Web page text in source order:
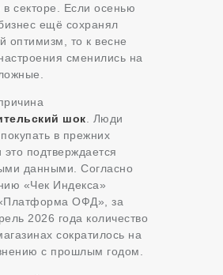
секторе. Если осенью
ещё сохранял
оптимизм, то к весне
сменились на
шок . Люди
в прежних
подтверждается
данными. Согласно
«Чек Индекса»
ОФД», за
2026 года количество
сократилось на
с прошлым годом.